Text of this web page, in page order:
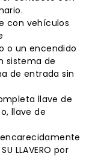
con vehículos
o un encendido
sistema de
de entrada sin
llave de
, llave de
LLAVERO por